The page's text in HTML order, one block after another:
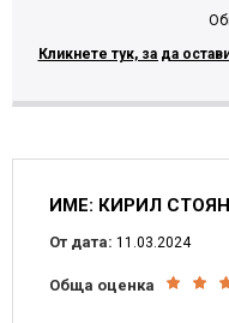
Кликнете тук, за да
ИМЕ: КИРИЛ
От дата: 11.03.2024
Обща оценка